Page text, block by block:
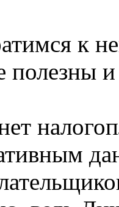
к
полезны